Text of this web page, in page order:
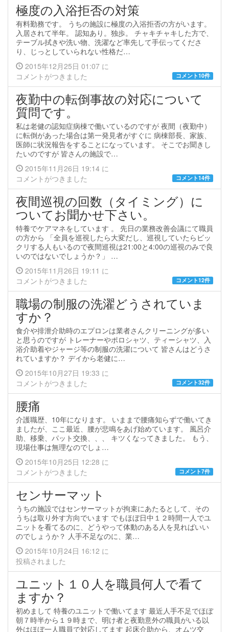
極度の入浴拒否の対策
有料勤務です。 うちの施設に極度の入浴拒否の方がいます。
入居されて半年。 認知あり。独歩。 チャキチャキした方で、
テーブル拭きや洗い物、洗濯など率先して手伝ってくださ
り、じっとしていられない性格だ…
2015年12月25日 01:07 に
コメントがつきました
コメント10件
夜勤中の転倒事故の対応について
質問です。
私は老健の認知症病棟で働いているのですが 夜間（夜勤中）
に転倒があった場合は第一発見者がすぐに 病棟部長、家族、
医師に状況報告をすることになっています。 そこでお聞きし
たいのですが 皆さんの施設で…
2015年11月26日 19:14 に
コメントがつきました
コメント14件
夜間巡視の回数（タイミング）に
ついてお聞かせ下さい。
特養でケアマネをしています 。 先日の業務改善会議にて職員
の方から 「全員を巡視したら大変だし、巡視していたらビッ
クリする人もいるので夜間巡視は21:00と4:00の巡視のみで良
いのではないでしょうか？」 …
2015年11月26日 19:11 に
コメントがつきました
コメント12件
職場の制服の洗濯どうされていま
すか？
食介や排泄介助時のエプロンは業者さんクリーニングが多い
と思うのですが トレーナーやポロシャツ、ティーシャツ、入
浴介助着やジャージ等の制服の洗濯について 皆さんはどうさ
れていますか？ デイから老健に…
2015年10月27日 19:33 に
コメントがつきました
コメント32件
腰痛
介護職歴、10年になります。 いままで腰痛知らずで働いてき
ましたが、ここ最近、腰が悲鳴をあげ始めています。 風呂介
助、移乗、パット交換、、、 キツくなってきました。 もう、
現場仕事は無理なのでしょ…
2015年10月25日 12:28 に
コメントがつきました
コメント7件
センサーマット
うちの施設ではセンサーマットが拘束にあたるとして、その
うちは取り外す方向でいます でもほぼ日中１２時間一人でユ
ニットを看てるのに、どうやって体動のある人を見ればいい
のでしょうか？ 人手不足なのに、業…
2015年10月24日 16:12 に
投稿されました
ユニット１０人を職員何人で看て
ますか？
初めまして 特養のユニットで働いてます 最近人手不足でほぼ
朝７時半から１９時まで、明け者と夜勤意外の職員がいる以
外はほぼ一人職員で対応してます 起床介助から、オムツ交